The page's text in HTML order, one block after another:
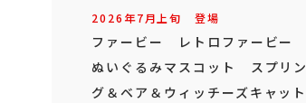
2026年7月上旬 登場
ファービー レトロファービー
ぬいぐるみマスコット スプリン
グ＆ベア＆ウィッチーズキャット